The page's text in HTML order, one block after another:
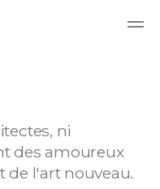
ni
des amoureux
de l'art nouveau.